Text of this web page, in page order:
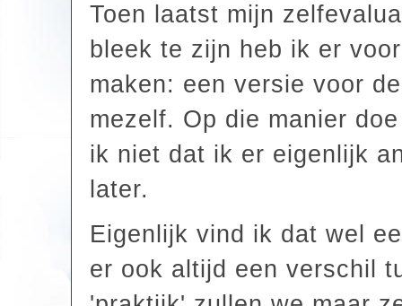
Toen laatst mijn
bleek te zijn heb ik er
maken: een versie voor
mezelf. Op die manier
ik niet dat ik er eigenlijk
later.
Eigenlijk vind ik dat wel
er ook altijd een verschil